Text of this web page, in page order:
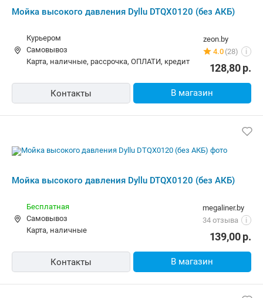
Мойка высокого давления Dyllu DTQX0120 (без АКБ)
zeon.by
4.0 (28) i
Курьером
Самовывоз
карта, наличные, рассрочка, ОПЛАТИ, кредит
128,80р.
Контакты В магазин
Мойка высокого давления Dyllu DTQX0120 (без АКБ)
megaliner.by
34 отзыва
i
Бесплатная
Самовывоз
карта, наличные
139,00р.
Контакты В магазин